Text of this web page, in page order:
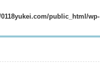
public_html/wp-